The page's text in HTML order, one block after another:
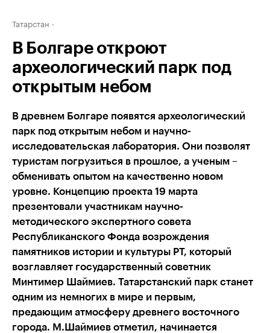
Татарстан
В Болгаре откроют
археологический парк под
открытым небом
В древнем Болгаре появятся археологический
парк под открытым небом и научно-
исследовательская лаборатория. Они позволят
туристам погрузиться в прошлое, а ученым –
обменивать опытом на качественно новом
уровне. Концепцию проекта 19 марта
презентовали участникам научно-
методического экспертного совета
Республиканского Фонда возрождения
памятников истории и культуры РТ, который
возглавляет государственный советник
Минтимер Шаймиев. Татарстанский парк станет
одним из немногих в мире и первым,
предающим атмосферу древнего восточного
города. М.Шаймиев отметил, начинается